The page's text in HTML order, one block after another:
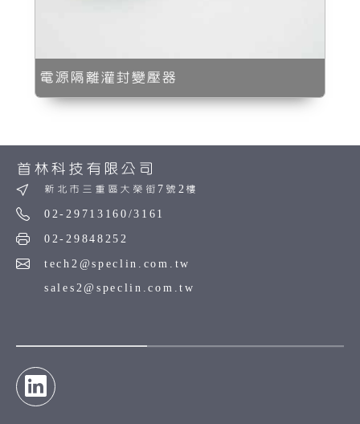
電源隔離灌封變壓器
首林科技有限公司
新北市三重區大榮街7號2樓
02-29713160/3161
02-29848252
tech2@speclin.com.tw
sales2@speclin.com.tw